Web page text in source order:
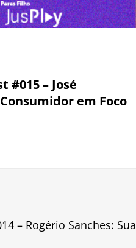
#015 – José
em Foco
– Rogério Sanches: Sua